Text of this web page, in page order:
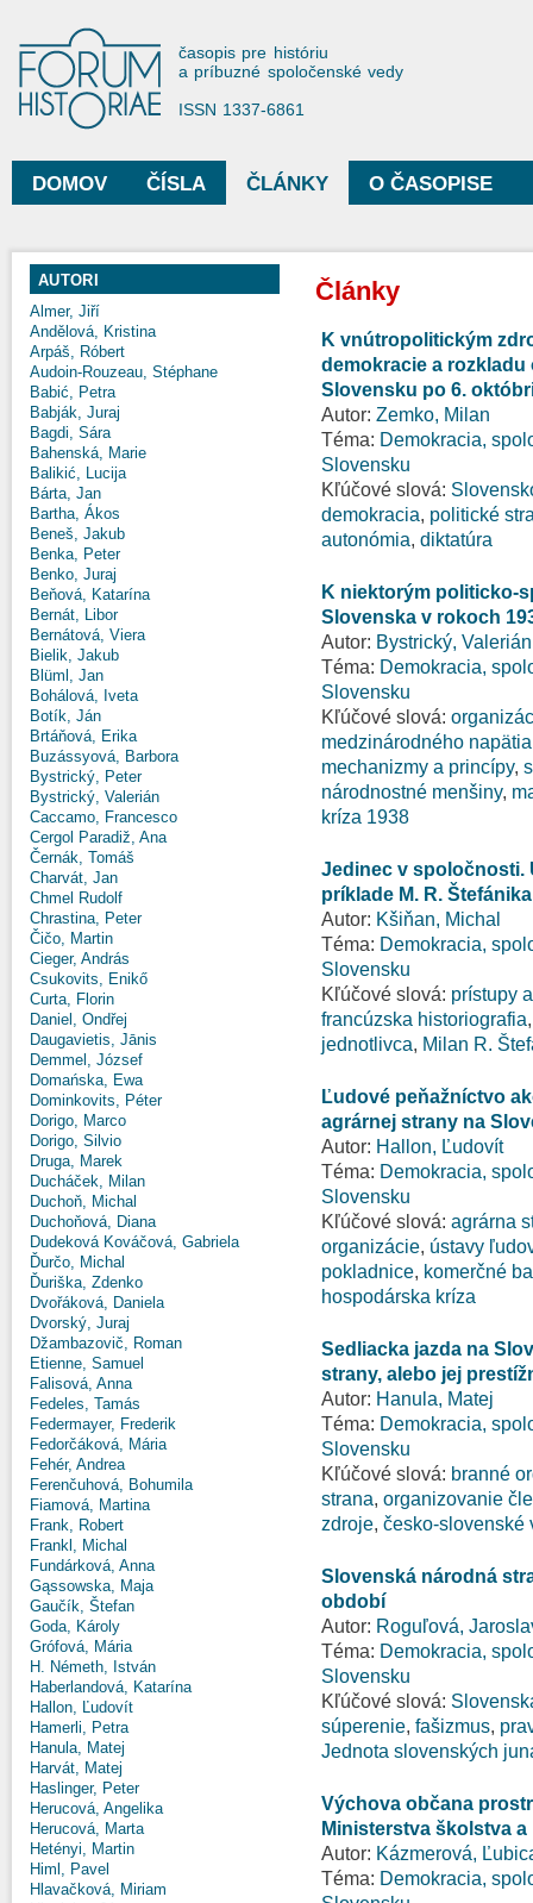
Forum Historiae
časopis pre históriu
a príbuzné spoločenské vedy
ISSN 1337-6861
Hlavné menu
DOMOV ČÍSLA ČLÁNKY O ČASOPISE
AUTORI
Almer, Jiří
Andělová, Kristina
Arpáš, Róbert
Audoin-Rouzeau, Stéphane
Babić, Petra
Babják, Juraj
Bagdi, Sára
Bahenská, Marie
Balikić, Lucija
Bárta, Jan
Bartha, Ákos
Beneš, Jakub
Benka, Peter
Benko, Juraj
Beňová, Katarína
Bernát, Libor
Bernátová, Viera
Bielik, Jakub
Blüml, Jan
Bohálová, Iveta
Botík, Ján
Brtáňová, Erika
Buzássyová, Barbora
Bystrický, Peter
Bystrický, Valerián
Caccamo, Francesco
Cergol Paradiž, Ana
Černák, Tomáš
Charvát, Jan
Chmel Rudolf
Chrastina, Peter
Čičo, Martin
Cieger, András
Csukovits, Enikő
Curta, Florin
Daniel, Ondřej
Daugavietis, Jānis
Demmel, József
Domańska, Ewa
Dominkovits, Péter
Dorigo, Marco
Dorigo, Silvio
Druga, Marek
Ducháček, Milan
Duchoň, Michal
Duchoňová, Diana
Dudeková Kováčová, Gabriela
Ďurčo, Michal
Ďuriška, Zdenko
Dvořáková, Daniela
Dvorský, Juraj
Džambazovič, Roman
Etienne, Samuel
Falisová, Anna
Fedeles, Tamás
Federmayer, Frederik
Fedorčáková, Mária
Fehér, Andrea
Ferenčuhová, Bohumila
Fiamová, Martina
Frank, Robert
Frankl, Michal
Fundárková, Anna
Gąssowska, Maja
Gaučík, Štefan
Goda, Károly
Grófová, Mária
H. Németh, István
Haberlandová, Katarína
Hallon, Ľudovít
Hamerli, Petra
Hanula, Matej
Harvát, Matej
Haslinger, Peter
Herucová, Angelika
Herucová, Marta
Hetényi, Martin
Himl, Pavel
Hlavačková, Miriam
Články
K vnútropolitickým
demokracie a
Slovensku po 6.
Autor: Zemko, Milan
Téma: Demokracia,
Slovensku
Kľúčové slová:
demokracia, politické
autonómia, diktatúra
K niektorým politicko-
Slovenska v rokoch
Autor: Bystrický, Valerián
Téma: Demokracia,
Slovensku
Kľúčové slová:
medzinárodného napätia
mechanizmy a princípy,
národnostné menšiny,
kríza 1938
Jedinec v spoločnosti.
príklade M. R. Štefánika
Autor: Kšiňan, Michal
Téma: Demokracia,
Slovensku
Kľúčové slová: prístupy
francúzska historiografia
jednotlivca, Milan R.
Ľudové peňažníctvo
agrárnej strany na
Autor: Hallon, Ľudovít
Téma: Demokracia,
Slovensku
Kľúčové slová: agrárna
organizácie, ústavy
pokladnice, komerčné
hospodárska kríza
Sedliacka jazda na
strany, alebo jej
Autor: Hanula, Matej
Téma: Demokracia,
Slovensku
Kľúčové slová: branné
strana, organizovanie
zdroje, česko-slovenské
Slovenská národná
období
Autor: Roguľová,
Téma: Demokracia,
Slovensku
Kľúčové slová:
súperenie, fašizmus,
Jednota slovenských
Výchova občana
Ministerstva školstva
Autor: Kázmerová,
Téma: Demokracia,